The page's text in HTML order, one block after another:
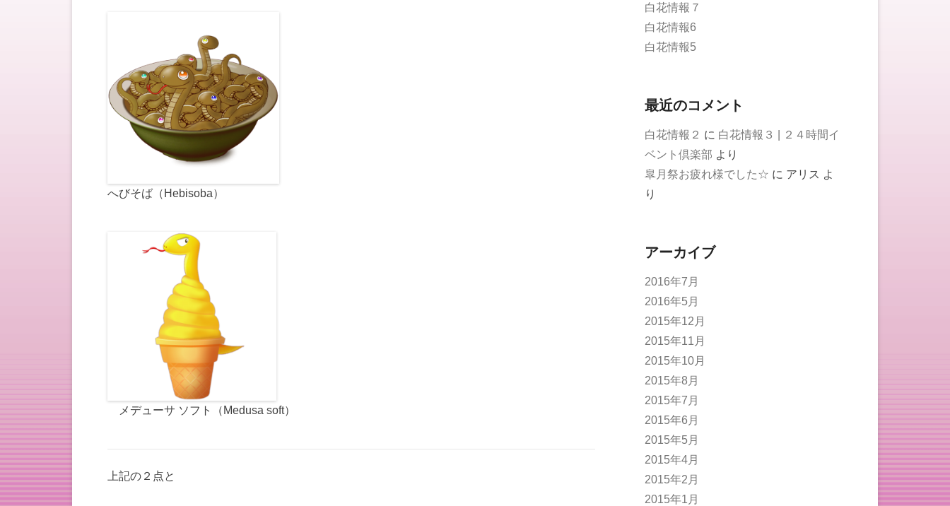
へびそば（ Hebisoba）
メデューサ ソフト（Medusa soft）
上記の２点と
白花情報７
白花情報6
白花情報5
最近のコメント
白花情報２ に 白花情報３ | ２４時間イ
ベント倶楽部 より
皐月祭お疲れ様でした☆ に アリス よ
り
アーカイブ
2016年7月
2016年5月
2015年12月
2015年11月
2015年10月
2015年8月
2015年7月
2015年6月
2015年5月
2015年4月
2015年2月
2015年1月